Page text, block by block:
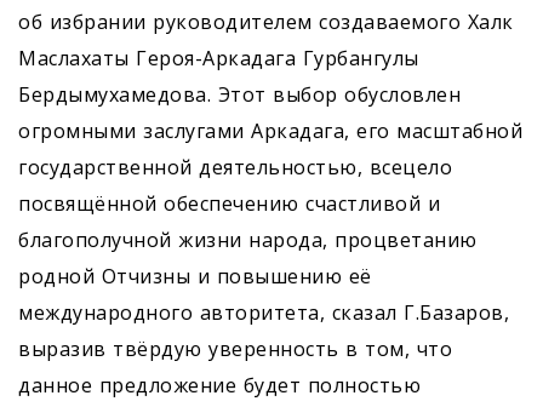
об избрании руководителем создаваемого Халк
Маслахаты Героя-Аркадага Гурбангулы
Бердымухамедова. Этот выбор обусловлен
огромными заслугами Аркадага, его масштабной
государственной деятельностью, всецело
посвящённой обеспечению счастливой и
благополучной жизни народа, процветанию
родной Отчизны и повышению её
международного авторитета, сказал Г.Базаров,
выразив твёрдую уверенность в том, что
данное предложение будет полностью